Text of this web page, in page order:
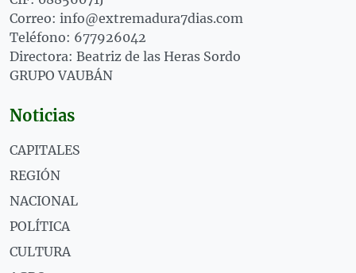
Correo: info@extremadura7dias.com
Teléfono: 677926042
Directora: Beatriz de las Heras Sordo
GRUPO VAUBÁN
Noticias
CAPITALES
REGIÓN
NACIONAL
POLÍTICA
CULTURA